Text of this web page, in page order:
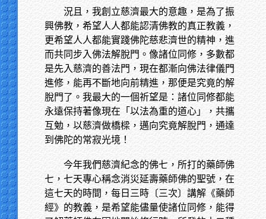
況且，我創立慈濟最大的意趣，是為了振
興佛教，希望人人都能認清佛教的真正教義，
更希望人人都能實踐佛陀慈悲濟世的精神，進
而共同步入佛法解脫門。像諸位同修，多數都
是先入慈濟的善法門，現在都漸向佛法律儀門
進修，能再不斷地向前精進，那便是究竟的解
脫門了。我最大的一個祈望是：諸位同修都能
永遠保持著像現在「以法為重的道心」，共攜
互勉，以慈濟做橋樑，邁向究竟解脫門，通達
到佛陀的常寂光境！
今年我們慈濟紀念的佛七，所打的藥師佛
七，七天專心稱念消災延壽藥師佛的聖號，在
這七天的時間，每日三時〔三次〕講解《藥師
經》的教義，是希望能儘量使諸位同修，能得